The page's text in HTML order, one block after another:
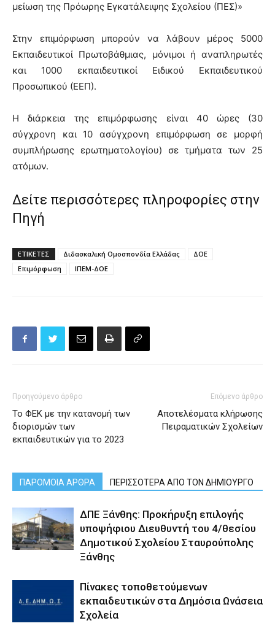
μείωση της Πρόωρης Εγκατάλειψης Σχολείου (ΠΕΣ)»
Στην επιμόρφωση μπορούν να λάβουν μέρος 5000
Εκπαιδευτικοί Πρωτοβάθμιας, μόνιμοι ή αναπληρωτές
και 1000 εκπαιδευτικοί Ειδικού Εκπαιδευτικού
Προσωπικού (ΕΕΠ).
Η διάρκεια της επιμόρφωσης είναι 40 ώρες (30
σύγχρονη και 10 ασύγχρονη επιμόρφωση σε μορφή
συμπλήρωσης ερωτηματολογίου) σε τμήματα των 25
ατόμων.
Δείτε περισσότερες πληροφορίες στην
Πηγή
ΕΤΙΚΕΤΕΣ Διδασκαλική Ομοσπονδία Ελλάδας
ΔΟΕ
Επιμόρφωση
ΙΠΕΜ-ΔΟΕ
Προηγούμενο άρθρο
Το ΦΕΚ με την κατανομή των
διορισμών των
εκπαιδευτικών για το 2023
Επόμενο άρθρο
Αποτελέσματα κλήρωσης
Πειραματικών Σχολείων
ΠΑΡΟΜΟΙΑ ΑΡΘΡΑ ΠΕΡΙΣΣΟΤΕΡΑ ΑΠΟ ΤΟΝ ΔΗΜΙΟΥΡΓΟ
ΔΠΕ Ξάνθης: Προκήρυξη επιλογής
υποψήφιου Διευθυντή του 4/θεσίου
Δημοτικού Σχολείου Σταυρούπολης
Ξάνθης
Πίνακες τοποθετούμενων
εκπαιδευτικών στα Δημόσια Ωνάσεια
Σχολεία